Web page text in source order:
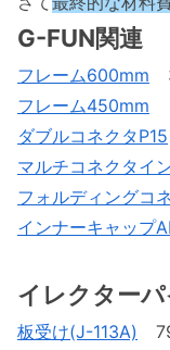
G-FUN関連
フレーム600mm
フレーム450mm
ダブルコネクタP15
マルチコネクタイ
フォルディングコ
インナーキャップ
イレクター
板受け(J-113A)